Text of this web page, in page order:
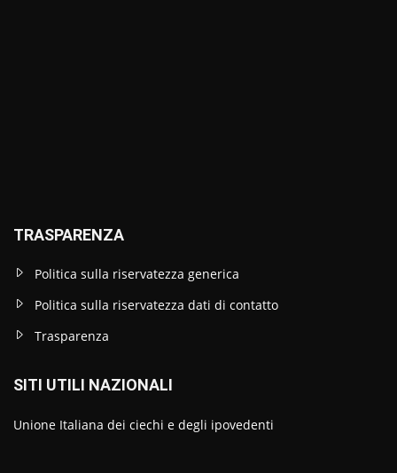
TRASPARENZA
Politica sulla riservatezza generica
Politica sulla riservatezza dati di contatto
Trasparenza
SITI UTILI NAZIONALI
Unione Italiana dei ciechi e degli ipovedenti